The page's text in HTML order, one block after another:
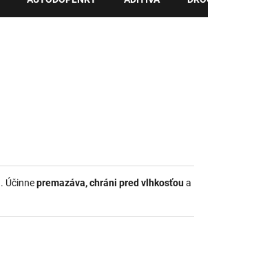
. Účinnepremazáva, chráni pred vlhkosťoua